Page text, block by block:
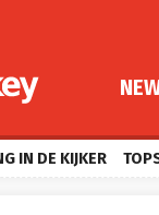
IN DE KIJKER